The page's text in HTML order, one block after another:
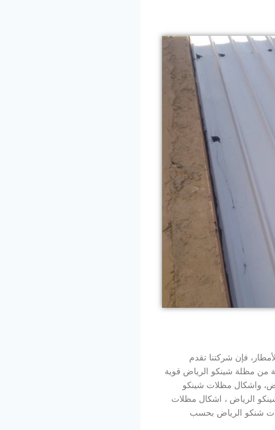
فإن شركتنا تقدم
من مظلة شينكو الرياض قوية
واشكال مظلات شينكو
الرياض ، اشكال مظلات
شنكو الرياض بحسب